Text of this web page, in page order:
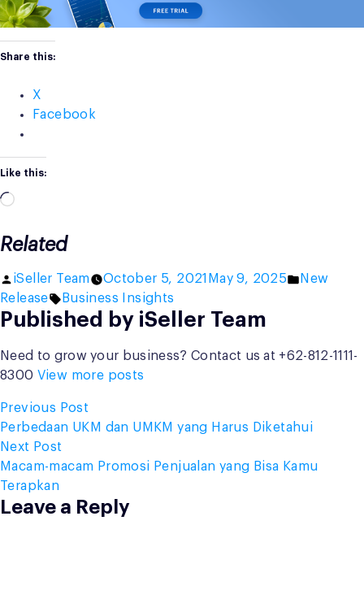
Share this:
X
Facebook
Like this:
Loading…
Related
Posted
by
iSeller Team October 5, 2021 May 9, 2025
Posted
New
Release
Tags:
Business Insights
Published by iSeller Team
Need to grow your business? Contact us at +62-812-1111-
8300 View more posts
Post
navigation
Previous Post
post:
Perbedaan UKM dan UMKM yang Harus Diketahui
Next Post
post:
Macam-macam Promosi Penjualan yang Bisa Kamu
Terapkan
Leave a Reply